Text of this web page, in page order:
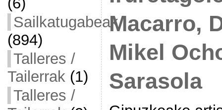
Sailkatugabeak
(894)
Talleres /
Tailerrak(1)
Talleres /
Macarro,
Mikel
Sarasola